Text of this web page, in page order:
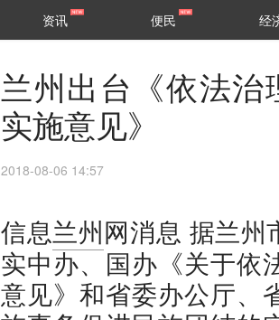
区县
资讯 便民 经
兰州出台《依法
实施意见》
2018-08-06 14:57
信息兰州网消息 据兰州
实中办、国办《关于依
意见》和省委办公厅、